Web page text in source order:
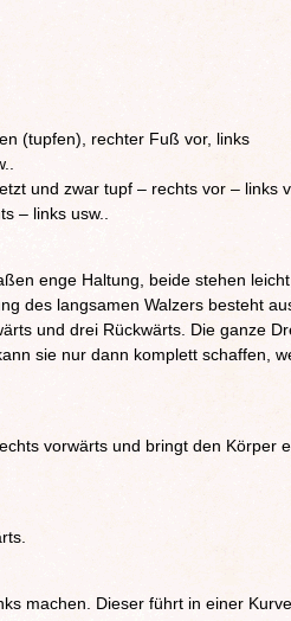
(tupfen), rechter Fuß vor, links
und zwar tupf – rechts vor – links
– links usw..
enge Haltung, beide stehen
des langsamen Walzers besteht
und drei Rückwärts. Die ganze
sie nur dann komplett schaffen,
vorwärts und bringt den Körper
machen. Dieser führt in einer